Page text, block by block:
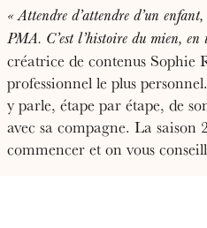
« Attendre d’attendre d’un enfant,
PMA. C’est l’histoire du mien, en
créatrice de contenus Sophie
professionnel le plus
y parle, étape par étape, de
avec sa compagne. La saison
commencer et on vous